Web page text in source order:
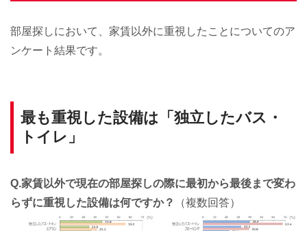
部屋探しにおいて、家賃以外に重視したことについてのア
ンケート結果です。
最も重視した設備は「独立したバス・
トイレ」
Q.家賃以外で現在の部屋探しの際に最初から最後まで変わ
らずに重視した設備は何ですか？
（複数回答）